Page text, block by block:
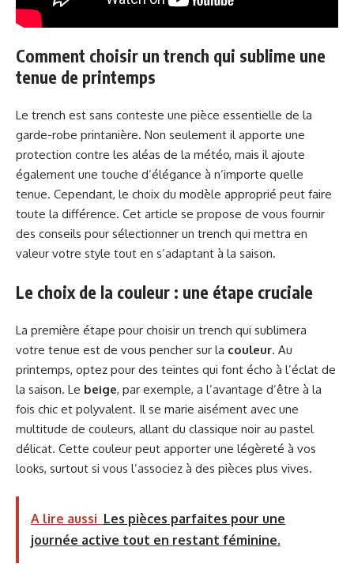
Comment choisir un trench qui sublime une
tenue de printemps
Le trench est sans conteste une pièce essentielle de la
garde-robe printanière. Non seulement il apporte une
protection contre les aléas de la météo, mais il ajoute
également une touche d’élégance à n’importe quelle
tenue. Cependant, le choix du modèle approprié peut faire
toute la différence. Cet article se propose de vous fournir
des conseils pour sélectionner un trench qui mettra en
valeur votre style tout en s’adaptant à la saison.
Le choix de la couleur : une étape cruciale
La première étape pour choisir un trench qui sublimera
votre tenue est de vous pencher sur la couleur. Au
printemps, optez pour des teintes qui font écho à l’éclat de
la saison. Le beige, par exemple, a l’avantage d’être à la
fois chic et polyvalent. Il se marie aisément avec une
multitude de couleurs, allant du classique noir au pastel
délicat. Cette couleur peut apporter une légèreté à vos
looks, surtout si vous l’associez à des pièces plus vives.
A lire aussi Les pièces parfaites pour une
journée active tout en restant féminine.